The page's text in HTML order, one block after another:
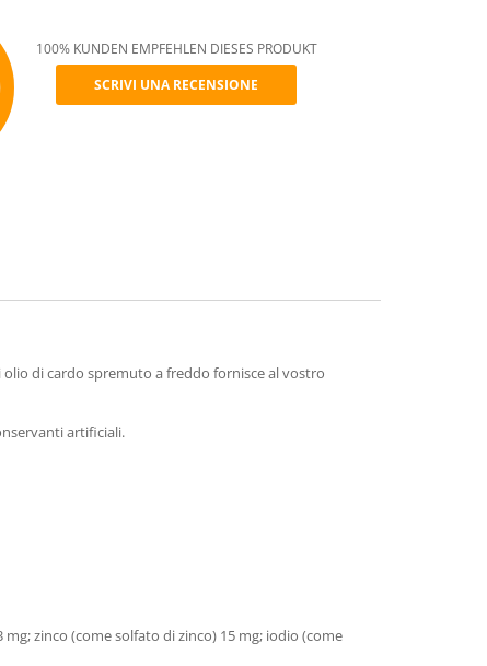
100% KUNDEN EMPFEHLEN DIESES PRODUKT
SCRIVI UNA RECENSIONE
olio di cardo spremuto a freddo fornisce al vostro
artificiali.
zinco (come solfato di zinco) 15 mg; iodio (come